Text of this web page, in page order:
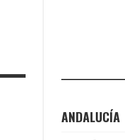
ANDALUCÍA